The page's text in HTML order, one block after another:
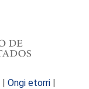
| Ongi etorri |